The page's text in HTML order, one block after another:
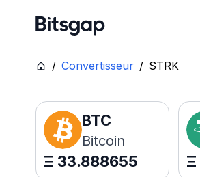
/ Convertisseur / STRK
BTC
Bitcoin
Ξ 33.888655 Ξ